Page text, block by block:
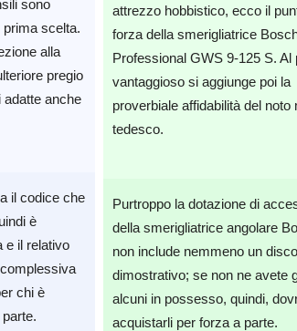
sono
scelta.
alla
pregio
adatte anche
il codice che
è
e il relativo
chi è
attrezzo hobbistico, ecco il
forza della smerigliatrice
Professional GWS 9-125 S. Al
vantaggioso si aggiunge poi la
proverbiale affidabilità del noto
tedesco.
Purtroppo la dotazione di
della smerigliatrice angolare
non include nemmeno un disco
dimostrativo; se non ne avete
alcuni in possesso, quindi,
acquistarli per forza a parte.